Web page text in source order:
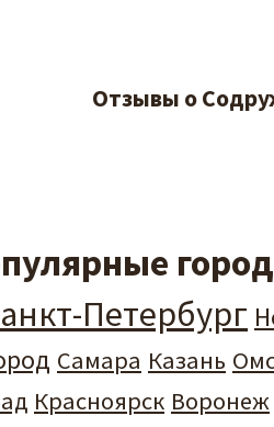
Отзывы о
Петербург
Самара Казань
Красноярск Воронеж